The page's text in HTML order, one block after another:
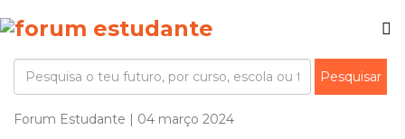
Forum Estudante | 04 março 2024